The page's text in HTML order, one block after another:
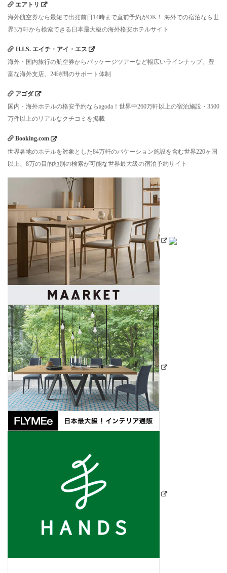
エアトリ
海外航空券なら最短で出発前日14時まで直前予約がOK！ 海外での宿泊なら世
界3万軒から検索できる日本最大級の海外格安ホテルサイト
H.I.S. エイチ・アイ・エス
海外・国内旅行の航空券からパッケージツアーなど幅広いラインナップ、豊
富な海外支店、24時間のサポート体制
アゴダ
国内・海外ホテルの格安予約ならagoda！世界中260万軒以上の宿泊施設・3500
万件以上のリアルなクチコミを掲載
Booking.com
世界各地のホテルを対象とした84万軒のバケーション施設を含む世界220ヶ国
以上、8万の目的地別の検索が可能な世界最大級の宿泊予約サイト